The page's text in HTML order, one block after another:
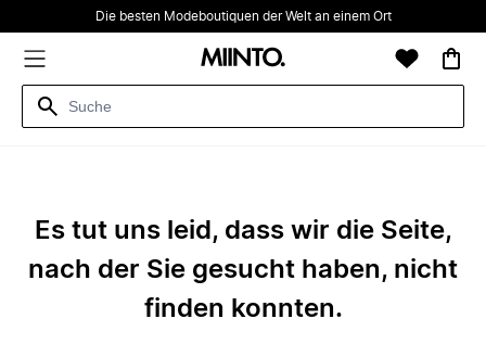
Die besten Modeboutiquen der Welt an einem Ort
Es tut uns leid, dass wir die Seite,
nach der Sie gesucht haben, nicht
finden konnten.